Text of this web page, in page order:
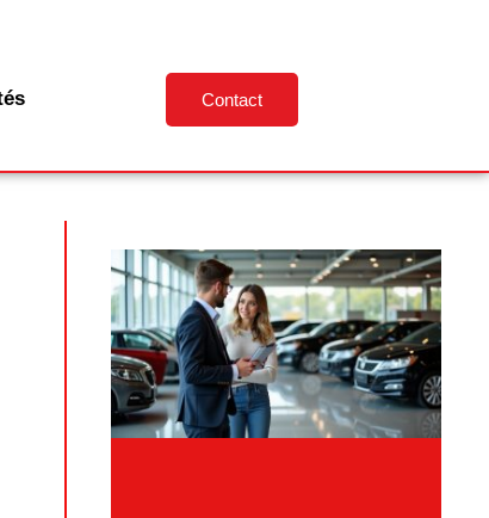
Contact